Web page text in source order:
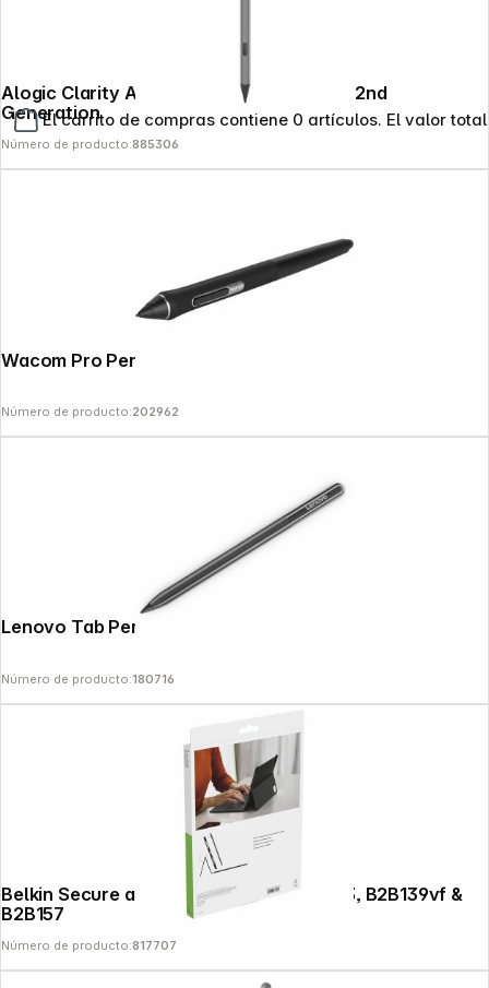
El carrito de compras contiene 0 artículos. El valor
Alogic Clarity Active Stylus Pencil Black 2nd
Generation
Número de producto:885306
Wacom Pro Pen 2
Número de producto:202962
Lenovo Tab Pen Pro
Número de producto:180716
Belkin Secure and Charge Bundle B2B133, B2B139vf &
B2B157
Número de producto:817707
Copyright © 2000 - 2026 DIFOX. All rights reserved.